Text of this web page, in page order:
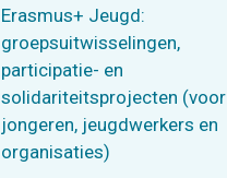
Erasmus+ Jeugd:
groepsuitwisselingen,
participatie- en
solidariteitsprojecten (voor
jongeren, jeugdwerkers en
organisaties)